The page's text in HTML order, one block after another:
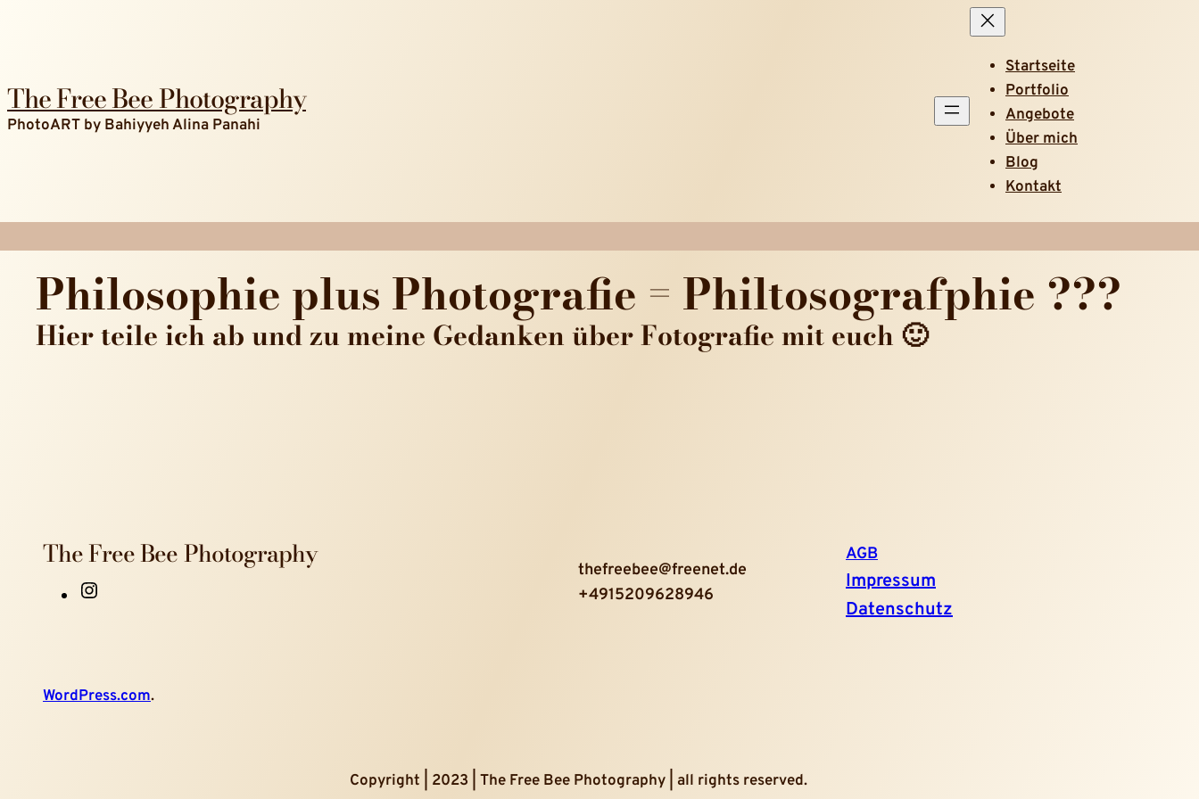
The Free Bee Photography
PhotoART by Bahiyyeh Alina Panahi
Startseite
Portfolio
Angebote
Über mich
Blog
Kontakt
Philosophie plus Photografie = Philtosografphie ???
Hier teile ich ab und zu meine Gedanken über Fotografie mit euch 🙂
The Free Bee Photography
a
thefreebee@freenet.de
+4915209628946
AGB
Impressum
Datenschutz
WordPress.com.
Copyright | 2023 | The Free Bee Photography | all rights reserved.